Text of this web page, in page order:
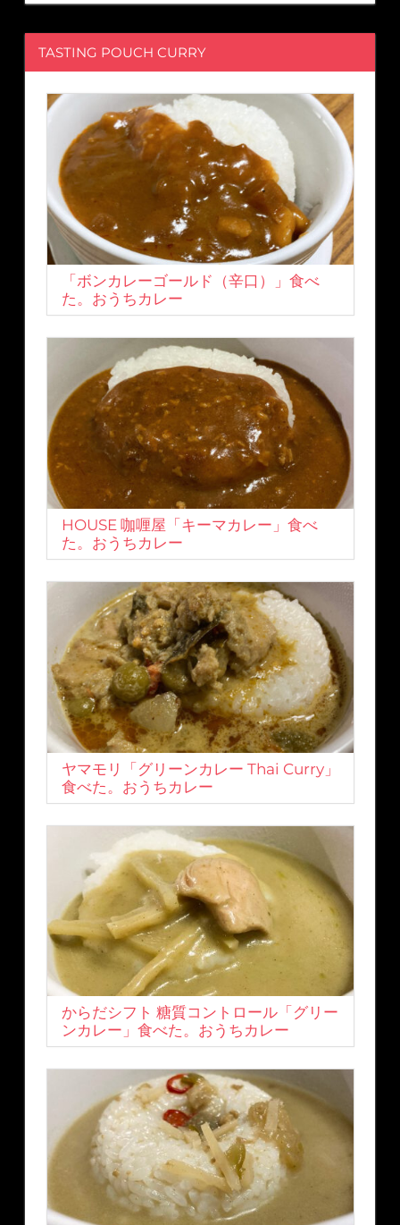
TASTING POUCH CURRY
「ボンカレーゴールド（辛口）」食べ
た。おうちカレー
HOUSE 咖喱屋「キーマカレー」食べ
た。おうちカレー
ヤマモリ「グリーンカレー Thai Curry」
食べた。おうちカレー
からだシフト 糖質コントロール「グリー
ンカレー」食べた。おうちカレー